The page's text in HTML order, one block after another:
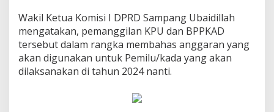
Wakil Ketua Komisi I DPRD Sampang Ubaidillah
mengatakan, pemanggilan KPU dan BPPKAD
tersebut dalam rangka membahas anggaran yang
akan digunakan untuk Pemilu/kada yang akan
dilaksanakan di tahun 2024 nanti.